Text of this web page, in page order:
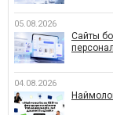
05.08.2026
Сайты
04.08.2026